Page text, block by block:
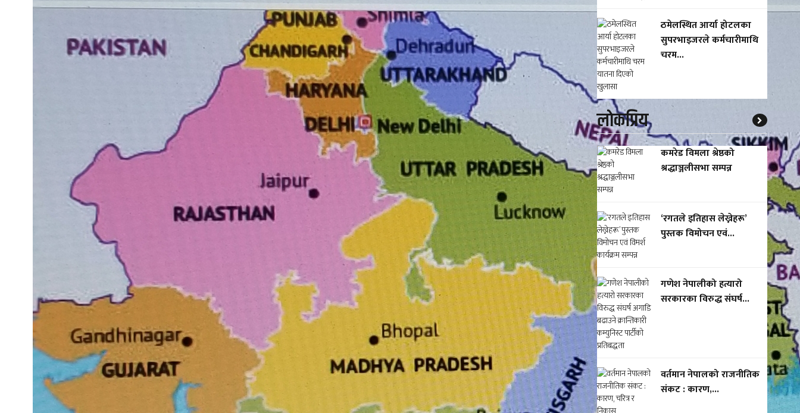
ठमेलस्थित आर्या होटलका
सुपरभाइजरले कर्मचारीमाथि
चरम...
लाेकप्रिय
कमरेड विमला श्रेष्ठको
श्रद्धाञ्जलीसभा सम्पन्न
‘रगतले इतिहास लेख्नेहरू’
पुस्तक विमोचन एवं...
गणेश नेपालीको हत्यारो
सरकारका विरुद्ध संघर्ष...
वर्तमान नेपालको राजनीतिक
संकट : कारण,...